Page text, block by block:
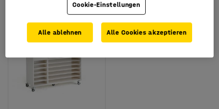
Cookie-Einstellungen
Alle ablehnen Alle Cookies akzeptieren